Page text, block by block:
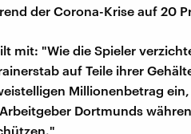
der Corona-Krise auf 20
mit: "Wie die Spieler
auf Teile ihrer
Millionenbetrag
Dortmunds